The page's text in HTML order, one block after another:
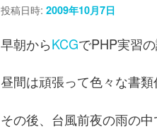
投稿日時: 2009年10月7日
早朝からKCGでPHP実習
昼間は頑張って色々な書
その後、台風前夜の雨の